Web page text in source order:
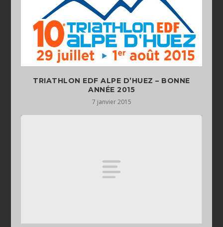
TRIATHLON EDF ALPE D’HUEZ – BONNE
ANNÉE 2015
7 janvier 2015